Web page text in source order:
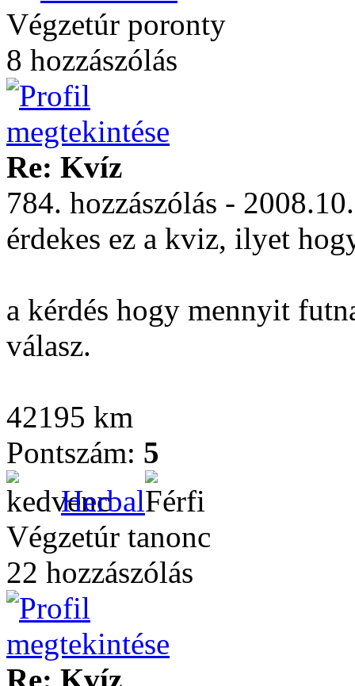
Végzetúr poronty
8 hozzászólás
Re: Kvíz
784. hozzászólás -
érdekes ez a kviz, ilyet
a kérdés hogy mennyit
válasz.
42195 km
Pontszám: 5
Herbal
Végzetúr tanonc
22 hozzászólás